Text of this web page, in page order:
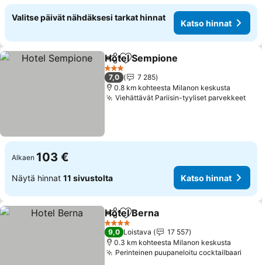
Valitse päivät nähdäksesi tarkat hinnat
Katso hinnat
Jaa Lisää suosikkeihin
Hotel Sempione
3 Tähtiluokitus
7,0
7 285
0.8 km kohteesta Milanon keskusta
Viehättävät Pariisin-tyyliset parvekkeet
Alkaen 103 €
Näytä hinnat 11 sivustolta Katso hinnat
Jaa Lisää suosikkeihin
Hotel Berna
4 Tähtiluokitus
9,0 Loistava
17 557
0.3 km kohteesta Milanon keskusta
Perinteinen puupaneloitu cocktailbaari